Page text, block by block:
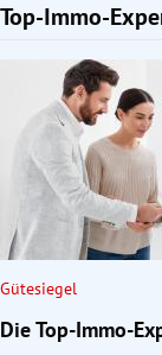
Top-Immo-
Slide 1 von 1
Gütesiegel
Die Top-Immo-